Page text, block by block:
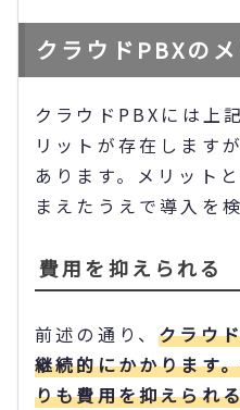
クラウドPBXの
クラウドPBXには上
リットが存在します
あります。メリット
まえたうえで導入を
費用を抑えられる
前述の通り、クラウ
継続的にかかります
りも費用を抑えられ